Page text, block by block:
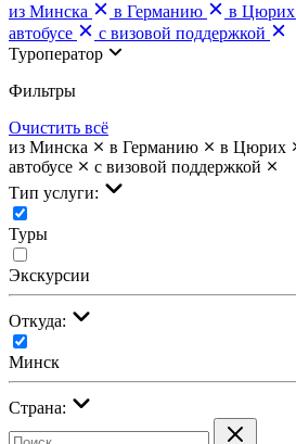
из Минска
в Германию в Цюрих
автобусе
с визовой поддержкой
Туроператор
Фильтры
Очистить всё
из Минска
в Германию в Цюрих
автобусе
с визовой поддержкой
Тип услуги:
Туры
Экскурсии
Откуда:
Минск
Страна: